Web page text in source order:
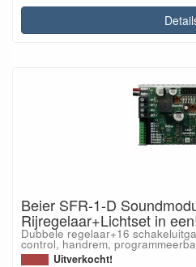
Beier SFR-1-D
Rijregelaar+Lichtset in
Dubbele regelaar+16
control, handrem,
Uitverkocht!